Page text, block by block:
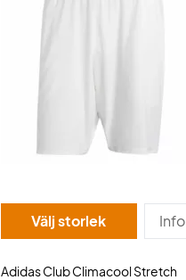
Välj storlek Info
Adidas Club Climacool Stretch